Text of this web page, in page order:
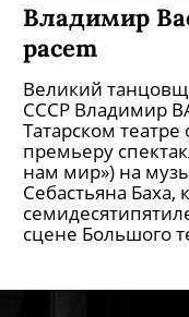
Владимир
pacem
Великий
СССР Владимир
Татарском
премьеру
нам мир») на
Себастьяна Баха,
сцене Большого